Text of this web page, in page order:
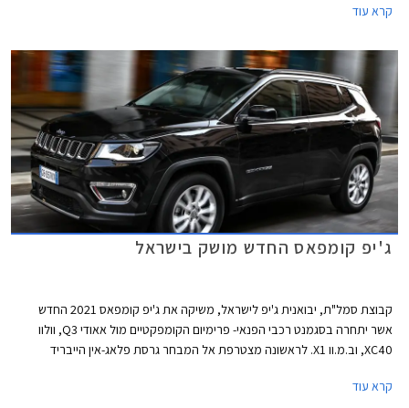
שלוש ביחס לדגם הקודם, ורמת גימור גבוהה יותר הודות לדיפונים חדשים וחומרים
עם פנסי לד חדשים.
קרא עוד
ג'יפ קומפאס החדש מושק בישראל
קבוצת סמל"ת, יבואנית ג'יפ לישראל, משיקה את ג'יפ קומפאס 2021 החדש
אשר יתחרה בסגמנט רכבי הפנאי- פרימיום הקומפקטיים מול אאודי Q3, וולוו
XC40, וב.מ.וו X1. לראשונה מצטרפת אל המבחר גרסת פלאג-אין הייבריד
קרא עוד